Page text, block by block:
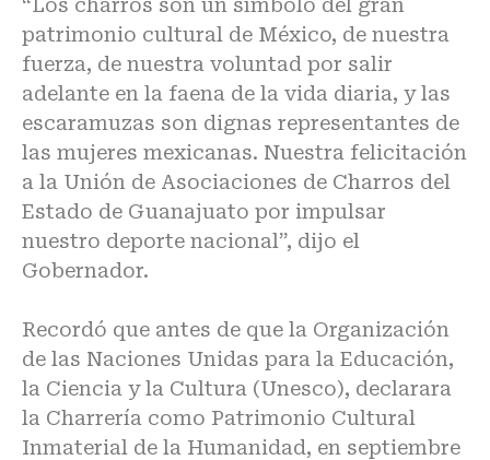
“Los charros son un símbolo del gran
patrimonio cultural de México, de nuestra
fuerza, de nuestra voluntad por salir
adelante en la faena de la vida diaria, y las
escaramuzas son dignas representantes de
las mujeres mexicanas. Nuestra felicitación
a la Unión de Asociaciones de Charros del
Estado de Guanajuato por impulsar
nuestro deporte nacional”, dijo el
Gobernador.
Recordó que antes de que la Organización
de las Naciones Unidas para la Educación,
la Ciencia y la Cultura (Unesco), declarara
la Charrería como Patrimonio Cultural
Inmaterial de la Humanidad, en septiembre